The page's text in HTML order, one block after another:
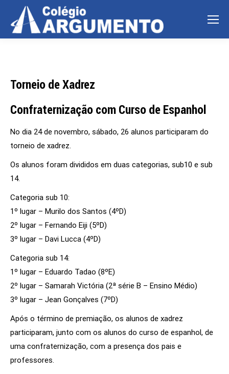
Torneio de Xadrez
Confraternização com Curso de Espanhol
No dia 24 de novembro, sábado, 26 alunos participaram do
torneio de xadrez.
Os alunos foram divididos em duas categorias, sub10 e sub
14.
Categoria sub 10:
1º lugar – Murilo dos Santos (4ºD)
2º lugar – Fernando Eiji (5ºD)
3º lugar – Davi Lucca (4ºD)
Categoria sub 14:
1º lugar – Eduardo Tadao (8ºE)
2º lugar – Samarah Victória (2ª série B – Ensino Médio)
3º lugar – Jean Gonçalves (7ºD)
Após o término de premiação, os alunos de xadrez
participaram, junto com os alunos do curso de espanhol, de
uma confraternização, com a presença dos pais e
professores.